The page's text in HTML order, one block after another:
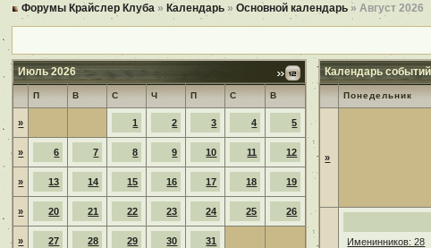
Форумы Крайслер Клуба »Календарь »Основной календарь » Август 2026
Июль 2026
П В С Ч П С В
» 1 2 3 4 5
» 6 7 8 9 10 11 12
» 13 14 15 16 17 18 19
» 20 21 22 23 24 25 26
» 27 28 29 30 31
Календарь
Понедельник
»
Именинников: 28